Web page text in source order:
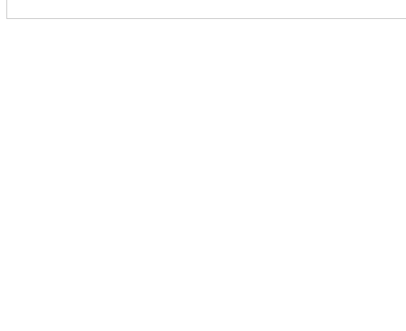
Impulsa Mijes 'Modo
Para